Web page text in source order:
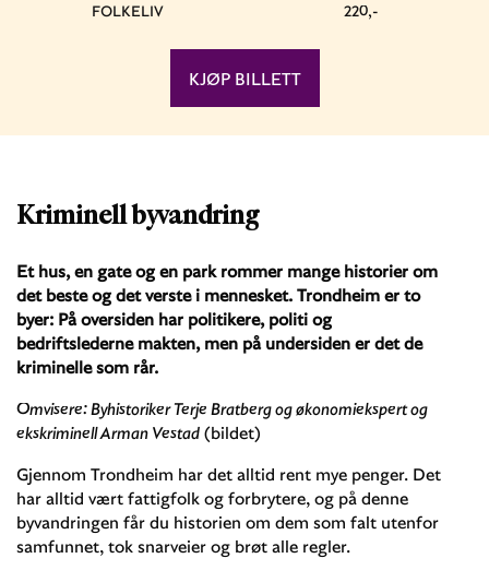
Kriminell byvandring
Et hus, en gate og en park rommer mange historier om
det beste og det verste i mennesket. Trondheim er to
byer: På oversiden har politikere, politi og
bedriftslederne makten, men på undersiden er det de
kriminelle som rår.
Omvisere: Byhistoriker Terje Bratberg og økonomiekspert og
ekskriminell Arman Vestad (bildet)
Gjennom Trondheim har det alltid rent mye penger. Det
har alltid vært fattigfolk og forbrytere, og på denne
byvandringen får du historien om dem som falt utenfor
samfunnet, tok snarveier og brøt alle regler.
FOLKELIV 220,-
KJØP BILLETT